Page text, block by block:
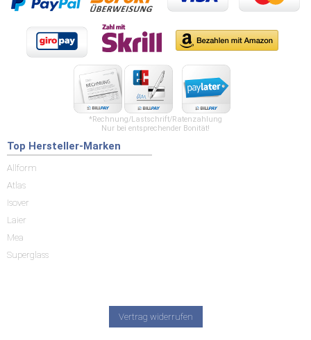
*Rechnung/Lastschrift/Ratenzahlung
Nur bei entsprechender Bonität!
Top Hersteller-Marken
Allform
Atlas
Isover
Laier
Mea
Superglass
Vertrag widerrufen